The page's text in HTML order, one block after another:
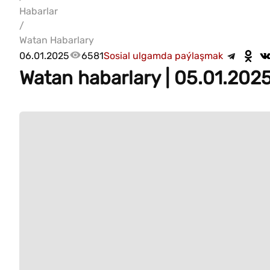
Habarlar
/
Watan Habarlary
06.01.2025
6581Sosial ulgamda paýlaşmak
Watan habarlary |